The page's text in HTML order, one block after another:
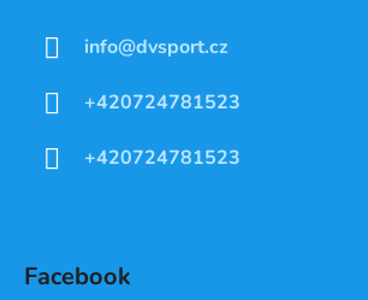
info@dvsport.cz
+420724781523
+420724781523
Facebook